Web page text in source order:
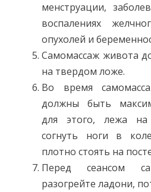
менструации,
воспалениях
опухолей и
Самомассаж живота
на твердом ложе.
Во время
должны быть
для этого, лежа на
согнуть ноги в
плотно стоять на
Перед сеансом
разогрейте ладони,